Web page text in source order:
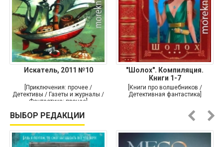
Искатель, 2011 №10
[Приключения: прочее /
Детективы / Газеты и журналы /
Фантастика: прочее]
"Шолох". Компиляция.
Книги 1-7
[Книги про волшебников /
Детективная фантастика]
ВЫБОР РЕДАКЦИИ